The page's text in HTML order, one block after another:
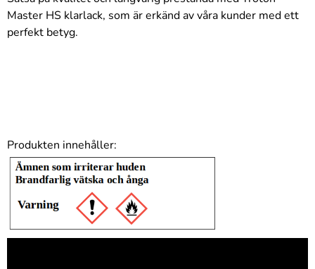
Master HS klarlack, som är erkänd av våra kunder med ett
perfekt betyg.
Produkten innehåller: